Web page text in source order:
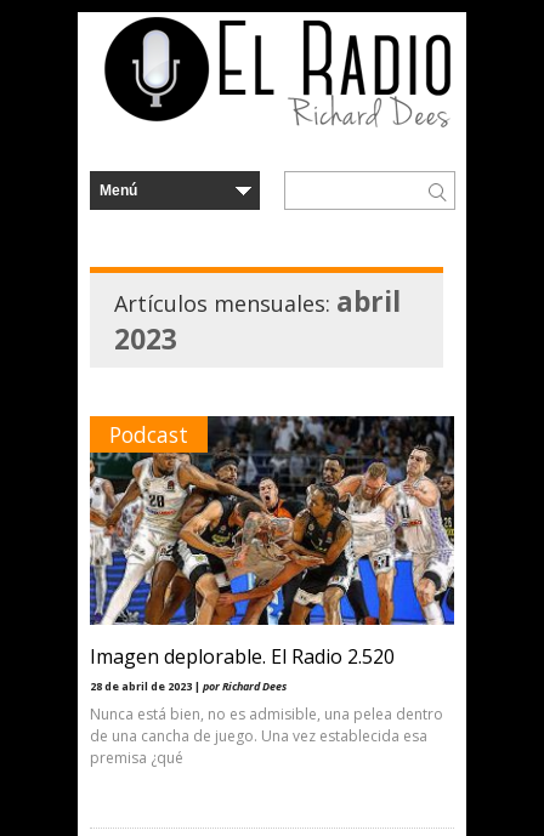
Artículos mensuales: abril
2023
Podcast
Imagen deplorable. El Radio 2.520
28 de abril de 2023 | por Richard Dees
Nunca está bien, no es admisible, una pelea dentro
de una cancha de juego. Una vez establecida esa
premisa ¿qué